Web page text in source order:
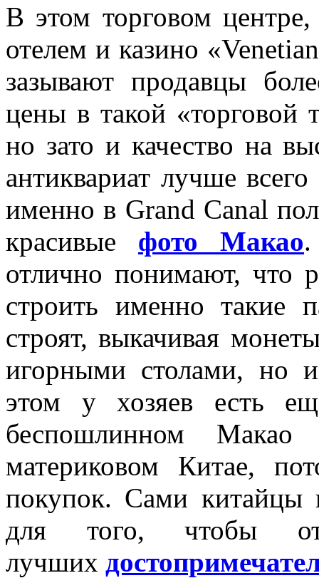
В этом торговом
отелем и казино
зазывают продавцы
цены в такой «торговой
но зато и качество на
антиквариат лучше
именно в Grand Canal
красивые фото Макао
отлично понимают, что
строить именно такие
строят, выкачивая
игорными столами, но
этом у хозяев есть
беспошлинном
материковом Китае,
покупок. Сами китайцы
для того, чтобы
лучших